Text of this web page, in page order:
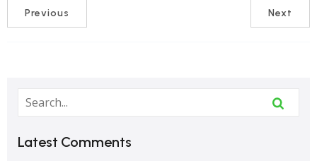
Previous Next
Latest Comments